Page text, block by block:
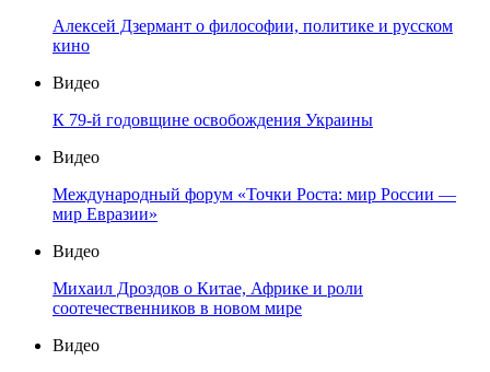
Алексей Дзермант о философии, политике и русском
кино
Видео
К 79-й годовщине освобождения Украины
Видео
Международный форум «Точки Роста: мир России —
мир Евразии»
Видео
Михаил Дроздов о Китае, Африке и роли
соотечественников в новом мире
Видео